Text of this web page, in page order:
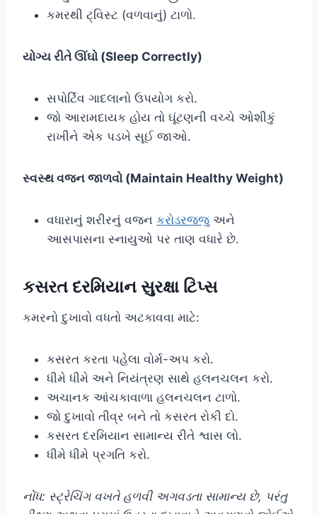
કમરથી ટ્વિસ્ટ (વળવાનું) ટાળો.
યોગ્ય રીતે ઊંઘો (Sleep Correctly)
સપોર્ટિવ ગાદલાનો ઉપયોગ કરો.
જો આરામદાયક હોય તો ઘૂંટણની વચ્ચે ઓશીકું
રાખીને એક પડખે સૂઈ જાઓ.
સ્વસ્થ વજન જાળવો (Maintain Healthy Weight)
વધારાનું શરીરનું વજન કરોડરજ્જુ અને
આસપાસના સ્નાયુઓ પર તાણ વધારે છે.
કસરત દરમિયાન સુરક્ષા ટિપ્સ
કમરનો દુખાવો વધતો અટકાવવા માટે:
કસરત કરતા પહેલા વોર્મ-અપ કરો.
ધીમે ધીમે અને નિયંત્રણ સાથે હલનચલન કરો.
અચાનક આંચકાવાળા હલનચલન ટાળો.
જો દુખાવો તીવ્ર બને તો કસરત રોકી દો.
કસરત દરમિયાન સામાન્ય રીતે શ્વાસ લો.
ધીમે ધીમે પ્રગતિ કરો.
નોંધ: સ્ટ્રેચિંગ વખતે હળવી અગવડતા સામાન્ય છે, પરંતુ